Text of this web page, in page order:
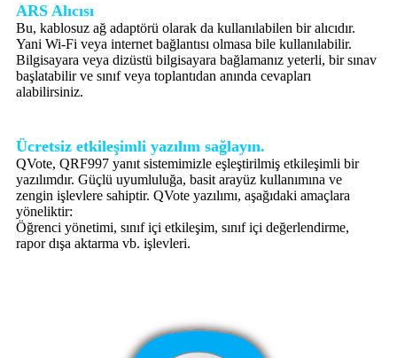
ARS Alıcısı
Bu, kablosuz ağ adaptörü olarak da kullanılabilen bir alıcıdır.
Yani Wi-Fi veya internet bağlantısı olmasa bile kullanılabilir.
Bilgisayara veya dizüstü bilgisayara bağlamanız yeterli, bir sınav
başlatabilir ve sınıf veya toplantıdan anında cevapları
alabilirsiniz.
Ücretsiz etkileşimli yazılım sağlayın.
QVote, QRF997 yanıt sistemimizle eşleştirilmiş etkileşimli bir
yazılımdır. Güçlü uyumluluğa, basit arayüz kullanımına ve
zengin işlevlere sahiptir. QVote yazılımı, aşağıdaki amaçlara
yöneliktir:
Öğrenci yönetimi, sınıf içi etkileşim, sınıf içi değerlendirme,
rapor dışa aktarma vb. işlevleri.